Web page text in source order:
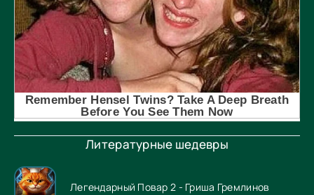
Литературные шедевры
Легендарный Повар 2 - Гриша Гремлинов